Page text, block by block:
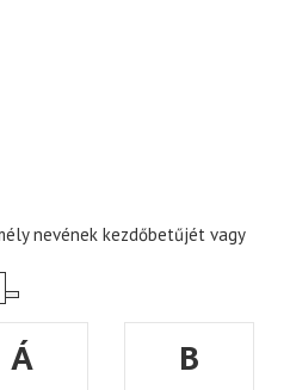
nevének kezdőbetűjét vagy
Á
B